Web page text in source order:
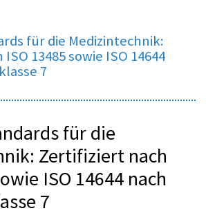
für die Medizintechnik:
13485 sowie ISO 14644
7
für die
Zertifiziert nach
ISO 14644 nach
7